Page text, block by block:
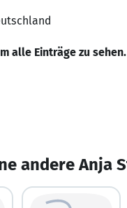
alle Einträge zu sehen.
andere Anja